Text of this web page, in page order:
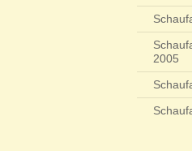
2005